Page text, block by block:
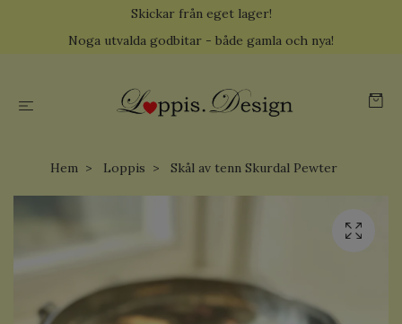
Skickar från eget lager!
Noga utvalda godbitar - både gamla och nya!
Hem Loppis Skål av tenn Skurdal Pewter